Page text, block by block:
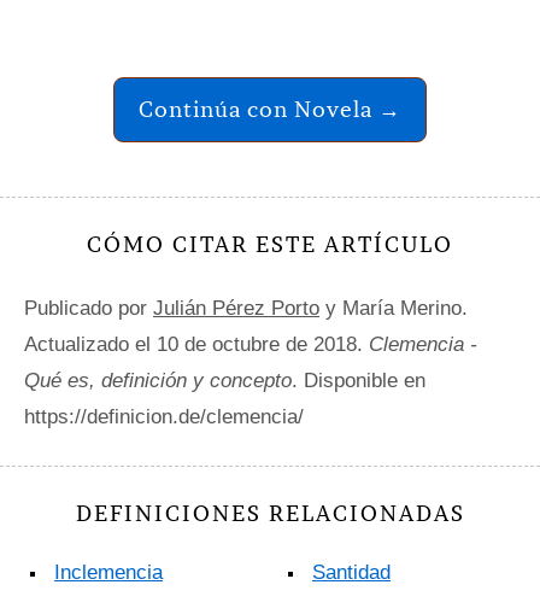
Continúa con Novela →
CÓMO CITAR ESTE ARTÍCULO
Publicado por Julián Pérez Porto y María Merino.
Actualizado el 10 de octubre de 2018. Clemencia -
Qué es, definición y concepto. Disponible en
https://definicion.de/clemencia/
DEFINICIONES RELACIONADAS
Inclemencia Santidad